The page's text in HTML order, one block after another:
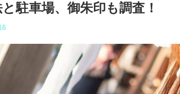
駐車場、御朱印も調査！